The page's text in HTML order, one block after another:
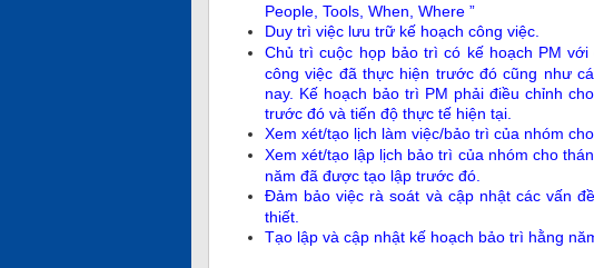
People, Tools, When, Where ”
Duy trì việc lưu trữ kế hoạch công việc.
Chủ trì cuộc họp bảo trì có kế hoạch PM với
công việc đã thực hiện trước đó cũng như
nay. Kế hoạch bảo trì PM phải điều chỉnh
trước đó và tiến độ thực tế hiện tại.
Xem xét/tạo lịch làm việc/bảo trì của nhóm
Xem xét/tạo lập lịch bảo trì của nhóm cho
năm đã được tạo lập trước đó.
Đảm bảo việc rà soát và cập nhật các vấn
thiết.
Tạo lập và cập nhật kế hoạch bảo trì hằng